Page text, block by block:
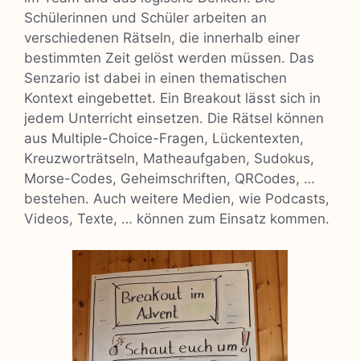
Schülerinnen und Schüler arbeiten an
verschiedenen Rätseln, die innerhalb einer
bestimmten Zeit gelöst werden müssen. Das
Senzario ist dabei in einen thematischen
Kontext eingebettet. Ein Breakout lässt sich in
jedem Unterricht einsetzen. Die Rätsel können
aus Multiple-Choice-Fragen, Lückentexten,
Kreuzworträtseln, Matheaufgaben, Sudokus,
Morse-Codes, Geheimschriften, QRCodes, …
bestehen. Auch weitere Medien, wie Podcasts,
Videos, Texte, … können zum Einsatz kommen.